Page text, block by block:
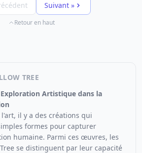
Suivant »
Retour en haut
TREE
Artistique dans la
il y a des créations qui
formes pour capturer
humaine. Parmi ces œuvres, les
se distinguent par leur capacité